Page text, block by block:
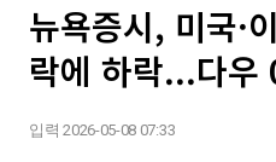
뉴욕증시, 미국·
락에 하락...다
입력 2026-05-08 07:33